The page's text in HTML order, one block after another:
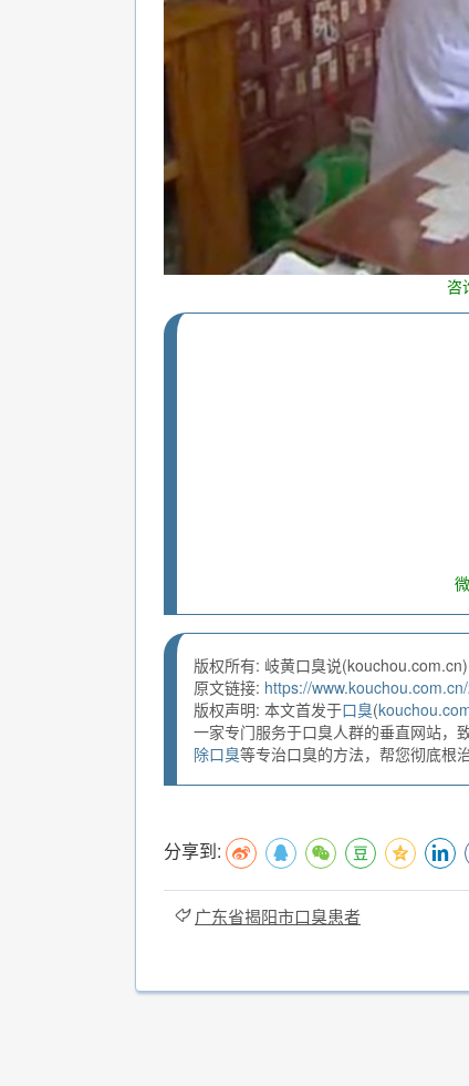
咨
版权所有: 岐黄口臭说(kouchou.com.cn)
原文链接: https://
版权声明: 本文首发于口臭(
一家专门服务于口臭人群的垂直网站，
除口臭等专治口臭的方法，帮您彻底根
分享到:
广东省揭阳市口臭患者